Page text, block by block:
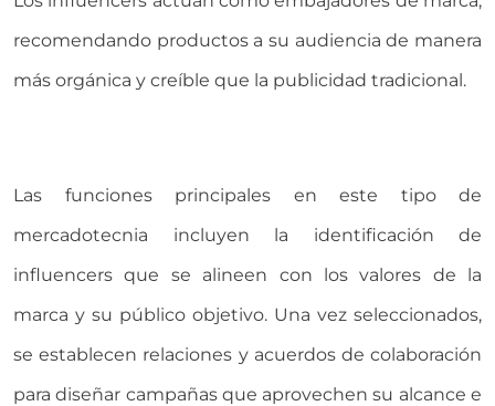
recomendando productos a su audiencia de manera
más orgánica y creíble que la publicidad tradicional.
Las funciones principales en este tipo de
mercadotecnia incluyen la identificación de
influencers que se alineen con los valores de la
marca y su público objetivo. Una vez seleccionados,
se establecen relaciones y acuerdos de colaboración
para diseñar campañas que aprovechen su alcance e